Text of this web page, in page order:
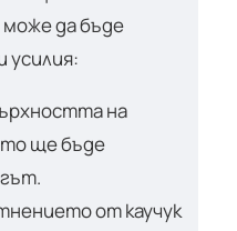
да бъде
усилия:
на
ще бъде
от каучук